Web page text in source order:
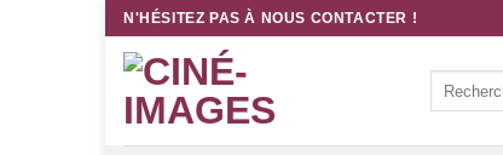
Passer
contenu
N'HÉSITEZ PAS À NOUS CONTACTER !